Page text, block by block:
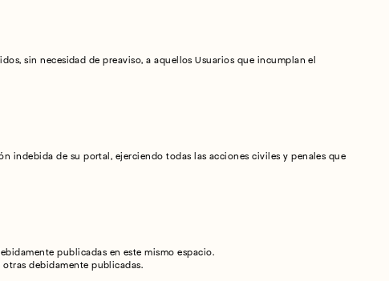
sin necesidad de preaviso, a aquellos Usuarios que incumplan el
indebida de su portal, ejerciendo todas las acciones civiles y penales que
publicadas en este mismo espacio.
debidamente publicadas.